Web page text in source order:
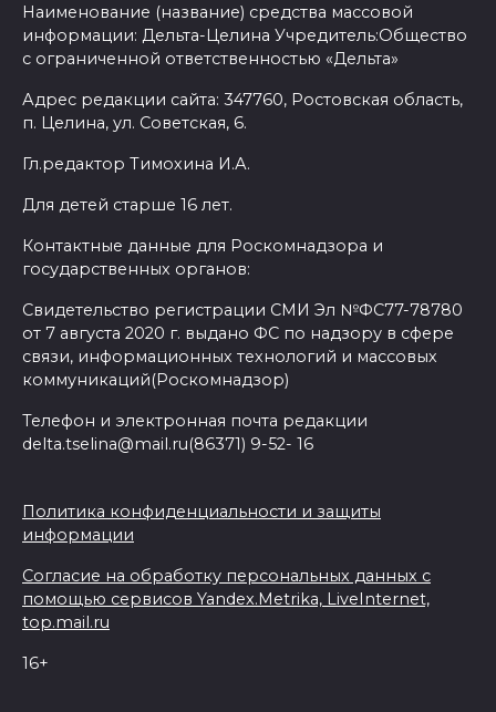
Наименование (название) средства массовой
информации: Дельта-Целина Учредитель:Общество
с ограниченной ответственностью «Дельта»
Адрес редакции сайта: 347760, Ростовская область,
п. Целина, ул. Советская, 6.
Гл.редактор Тимохина И.А.
Для детей старше 16 лет.
Контактные данные для Роскомнадзора и
государственных органов:
Свидетельство регистрации СМИ Эл №ФС77-78780
от 7 августа 2020 г. выдано ФС по надзору в сфере
связи, информационных технологий и массовых
коммуникаций(Роскомнадзор)
Телефон и электронная почта редакции
delta.tselina@mail.ru(86371) 9-52- 16
Политика конфиденциальности и защиты
информации
Согласие на обработку персональных данных с
помощью сервисов Yandex.Metrika, LiveInternet,
top.mail.ru
16+